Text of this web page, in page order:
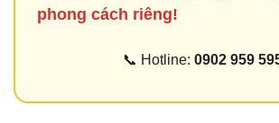
phong cách riêng!
📞 Hotline: 0902 959